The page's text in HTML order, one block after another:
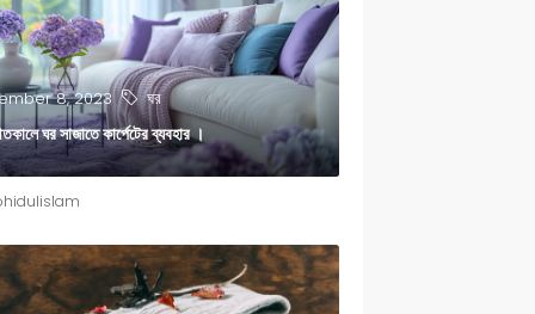
8, 2023 ঘর
ঘর সাজাতে কার্পেটের ব্যবহার ।